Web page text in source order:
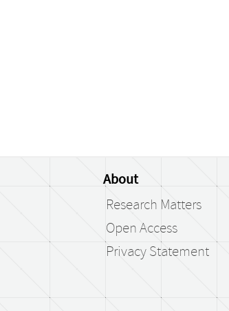
About
Research Matters
Open Access
Privacy Statement